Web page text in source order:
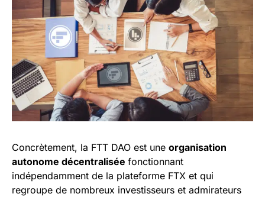
Concrètement, la FTT DAO est une organisation
autonome décentralisée fonctionnant
indépendamment de la plateforme FTX et qui
regroupe de nombreux investisseurs et admirateurs